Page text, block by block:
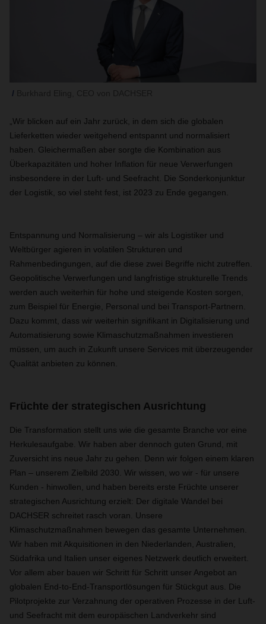
„Wir blicken auf ein Jahr zurück, in dem sich die globalen
Lieferketten wieder weitgehend entspannt und normalisiert
haben. Gleichermaßen aber sorgte die Kombination aus
Überkapazitäten und hoher Inflation für neue Verwerfungen
insbesondere in der Luft- und Seefracht. Die Sonderkonjunktur
der Logistik, so viel steht fest, ist 2023 zu Ende gegangen.
Entspannung und Normalisierung – wir als Logistiker und
Weltbürger agieren in volatilen Strukturen und
Rahmenbedingungen, auf die diese zwei Begriffe nicht zutreffen.
Geopolitische Verwerfungen und langfristige strukturelle Trends
werden auch weiterhin für hohe und steigende Kosten sorgen,
zum Beispiel für Energie, Personal und bei Transport-Partnern.
Dazu kommt, dass wir weiterhin signifikant in Digitalisierung und
Automatisierung sowie Klimaschutzmaßnahmen investieren
müssen, um auch in Zukunft unsere Services mit überzeugender
Qualität anbieten zu können.
Früchte der strategischen Ausrichtung
Die Transformation stellt uns wie die gesamte Branche vor eine
Herkulesaufgabe. Wir haben aber dennoch guten Grund, mit
Zuversicht ins neue Jahr zu gehen. Denn wir folgen einem klaren
Plan – unserem Zielbild 2030. Wir wissen, wo wir - für unsere
Kunden - hinwollen, und haben bereits erste Früchte unserer
strategischen Ausrichtung erzielt: Der digitale Wandel bei
DACHSER schreitet rasch voran. Unsere
Klimaschutzmaßnahmen bewegen das gesamte Unternehmen.
Wir haben mit Akquisitionen in den Niederlanden, Australien,
Südafrika und Italien unser eigenes Netzwerk deutlich erweitert.
Vor allem aber bauen wir Schritt für Schritt unser Angebot an
globalen End-to-End-Transportlösungen für Stückgut aus. Die
Pilotprojekte zur Verzahnung der operativen Prozesse in der Luft-
und Seefracht mit dem europäischen Landverkehr sind